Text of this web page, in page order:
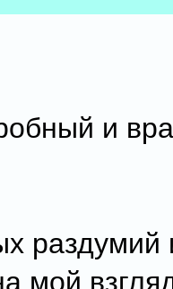
и
раздумий
мой